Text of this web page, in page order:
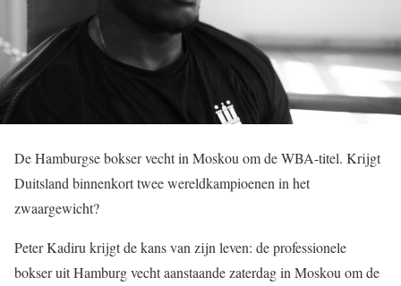
De Hamburgse bokser vecht in Moskou om de WBA-titel. Krijgt
Duitsland binnenkort twee wereldkampioenen in het
zwaargewicht?
Peter Kadiru krijgt de kans van zijn leven: de professionele
bokser uit Hamburg vecht aanstaande zaterdag in Moskou om de